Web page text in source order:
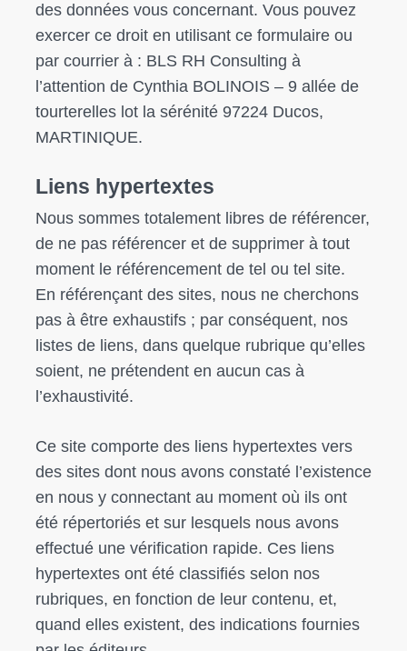
des données vous concernant. Vous pouvez
exercer ce droit en utilisant ce formulaireou
par courrier à : BLS RH Consulting à
l’attention de Cynthia BOLINOIS – 9 allée de
tourterelles lot la sérénité 97224 Ducos,
MARTINIQUE.
Liens hypertextes
Nous sommes totalement libres de référencer,
de ne pas référencer et de supprimer à tout
moment le référencement de tel ou tel site.
En référençant des sites, nous ne cherchons
pas à être exhaustifs ; par conséquent, nos
listes de liens, dans quelque rubrique qu’elles
soient, ne prétendent en aucun cas à
l’exhaustivité.
Ce site comporte des liens hypertextes vers
des sites dont nous avons constaté l’existence
en nous y connectant au moment où ils ont
été répertoriés et sur lesquels nous avons
effectué une vérification rapide. Ces liens
hypertextes ont été classifiés selon nos
rubriques, en fonction de leur contenu, et,
quand elles existent, des indications fournies